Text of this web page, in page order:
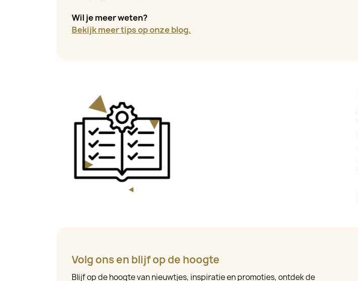
Wil je meer weten?
Bekijk meer tips op onze blog.
Volg ons en blijf op de hoogte
Blijf op de hoogte van nieuwtjes, inspiratie en promoties, ontdek de